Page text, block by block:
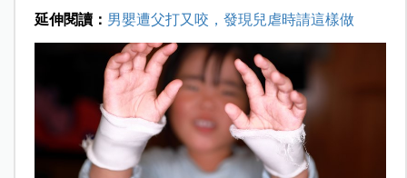
延伸閱讀： 男嬰遭父打又咬，發現兒虐時請這樣做